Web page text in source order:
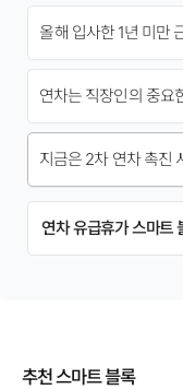
올해 입사한 1년 미만
연차는 직장인의 중요
지금은 2차 연차 촉진
연차 유급휴가 스마트
추천 스마트 블록